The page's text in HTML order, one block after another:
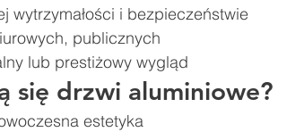
wytrzymałości i bezpieczeństwie
publicznych
lub prestiżowy wygląd
się drzwi aluminiowe?
estetyka